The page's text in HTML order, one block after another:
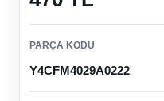
PARÇA KODU
Y4CFM4029A0222